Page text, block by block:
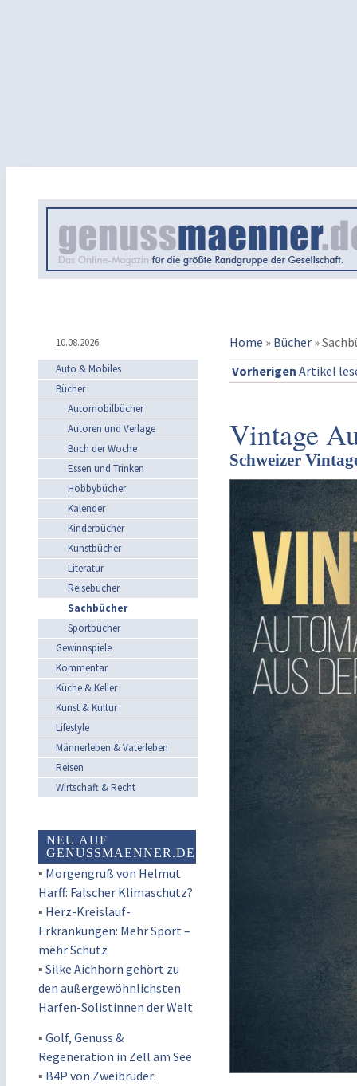
10.08.2026 Home » Bücher »
Auto & Mobiles
Bücher
Automobilbücher
Autoren und Verlage
Buch der Woche
Essen und Trinken
Hobbybücher
Kalender
Kinderbücher
Kunstbücher
Literatur
Reisebücher
Sachbücher
Sportbücher
Gewinnspiele
Kommentar
Küche & Keller
Kunst & Kultur
Lifestyle
Männerleben & Vaterleben
Reisen
Wirtschaft & Recht
NEU AUF
GENUSSMAENNER.DE
▪ Morgengruß von Helmut
Harff: Falscher Klimaschutz?
▪ Herz-Kreislauf-
Erkrankungen: Mehr Sport –
mehr Schutz
▪ Silke Aichhorn gehört zu
den außergewöhnlichsten
Harfen-Solistinnen der Welt
▪ Golf, Genuss &
Regeneration in Zell am See
▪ B4P von Zweibrüder:
Vorherigen Artikel
Vintage
Schweizer